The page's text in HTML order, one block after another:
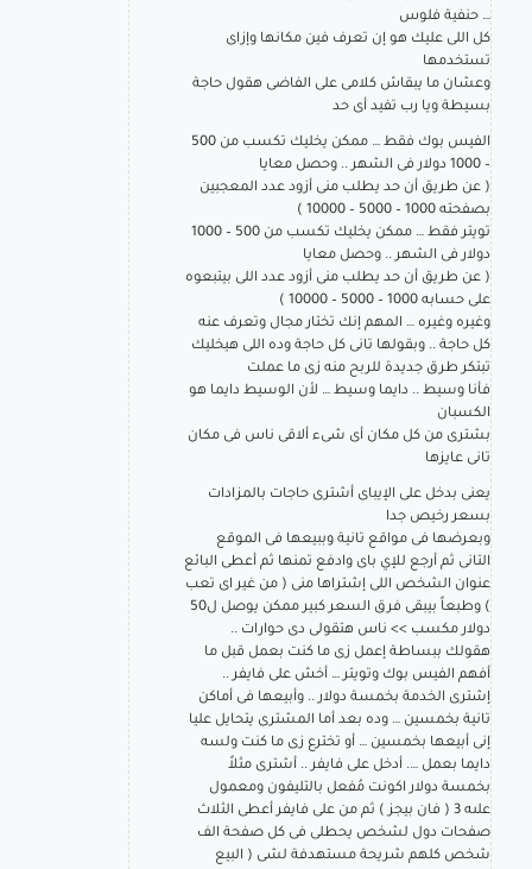
… حنفية فلوس
كل اللى عليك هو إن تعرف فين مكانها وإزاى
تستخدمها
وعشان ما يبقاش كلامى على الفاضى هقول حاجة
بسيطة ويا رب تفيد أى حد
الفيس بوك فقط … ممكن يخليك تكسب من 500
– 1000 دولار فى الشهر .. وحصل معايا
( عن طريق أن حد يطلب منى أزود عدد المعجبين
بصفحته 1000 – 5000 – 10000 )
تويتر فقط … ممكن يخليك تكسب من 500 – 1000
دولار فى الشهر .. وحصل معايا
( عن طريق أن حد يطلب منى أزود عدد اللى بيتبعوه
على حسابه 1000 – 5000 – 10000 )
وغيره وغيره … المهم إنك تختار مجال وتعرف عنه
كل حاجة .. وبقولها تانى كل حاجة وده اللى هيخليك
تبتكر طرق جديدة للربح منه زى ما عملت
فأنا وسيط .. دايما وسيط … لأن الوسيط دايما هو
الكسبان
بشترى من كل مكان أى شىء ألاقى ناس فى مكان
تانى عايزها
يعنى بدخل على الإيباى أشترى حاجات بالمزادات
بسعر رخيص جدا
وبعرضها فى مواقع تانية وببيعها فى الموقع
التانى ثم أرجع للإي باى وادفع تمنها ثم أعطى البائع
عنوان الشخص اللى إشتراها منى ( من غير اى تعب
) وطبعاً بيبقى فرق السعر كبير ممكن يوصل ل50
دولار مكسب >> ناس هتقولى دى حوارات ..
هقولك ببساطة إعمل زى ما كنت بعمل قبل ما
أفهم الفيس بوك وتويتر … أخش على فايفر ..
إشترى الخدمة بخمسة دولار .. وأبيعها فى أماكن
تانية بخمسين … وده بعد أما المشترى يتحايل عليا
إنى أبيعها بخمسين … أو تخترع زى ما كنت ولسه
دايما بعمل …. أدخل على فايفر .. أشترى مثلاً
بخمسة دولار اكونت مُفعل بالتليفون ومعمول
علىه 3 ( فان بيجز ) ثم من على فايفر أعطى الثلاث
صفحات دول لشخص يحطلى فى كل صفحة الف
شخص كلهم شريحة مستهدفة لشى ( البيع